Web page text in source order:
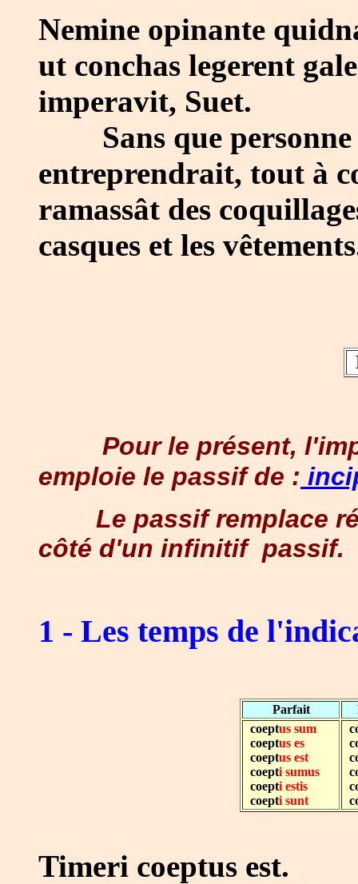
Nemine opinante
ut conchas legerent
imperavit, Suet.
Sans que personne
entreprendrait, tout à
ramassât des
casques et les
Pour le présent,
emploie le passif de :
Le passif remplace
côté d'un infinitif passif.
1 - Les temps de
Parfait
coeptus sum
coeptus es
coeptus est
coepti sumus
coepti estis
coepti sunt
Timeri coeptus est.